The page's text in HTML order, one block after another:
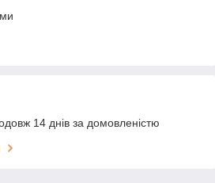
14 днів за домовленістю